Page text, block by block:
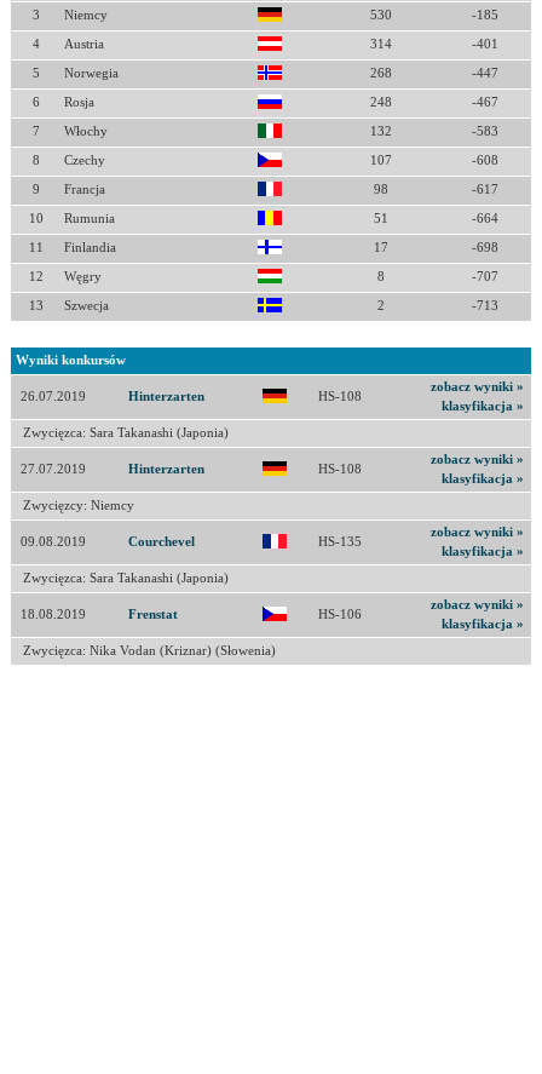
3 Niemcy 530 -185
4 Austria 314 -401
5 Norwegia 268 -447
6 Rosja 248 -467
7 Włochy 132 -583
8 Czechy 107 -608
9 Francja 98 -617
10 Rumunia 51 -664
11 Finlandia 17 -698
12 Węgry 8 -707
13 Szwecja 2 -713
Wyniki konkursów
26.07.2019 Hinterzarten HS-108
zobacz wyniki »
klasyfikacja »
Zwycięzca: Sara Takanashi (Japonia)
27.07.2019 Hinterzarten HS-108
zobacz wyniki »
klasyfikacja »
Zwycięzcy: Niemcy
09.08.2019 Courchevel HS-135
zobacz wyniki »
klasyfikacja »
Zwycięzca: Sara Takanashi (Japonia)
18.08.2019 Frenstat HS-106
zobacz wyniki »
klasyfikacja »
Zwycięzca: Nika Vodan (Kriznar) (Słowenia)